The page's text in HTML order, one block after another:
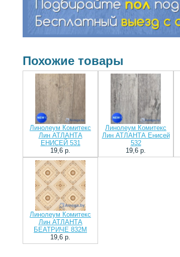
Похожие товары
Линолеум Комитекс
Лин АТЛАНТА
ЕНИСЕЙ 531
19,6 p.
Линолеум Комитекс
Лин АТЛАНТА Енисей
532
19,6 p.
Линолеум Комитекс
Лин АТЛАНТА
БЕАТРИЧЕ 832М
19,6 p.